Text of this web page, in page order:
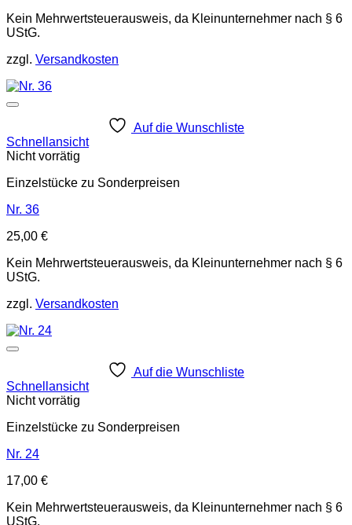
Kein Mehrwertsteuerausweis, da Kleinunternehmer nach § 6
UStG.
zzgl. Versandkosten
Auf die Wunschliste
Schnellansicht
Nicht vorrätig
Einzelstücke zu Sonderpreisen
Nr. 36
25,00 €
Kein Mehrwertsteuerausweis, da Kleinunternehmer nach § 6
UStG.
zzgl. Versandkosten
Auf die Wunschliste
Schnellansicht
Nicht vorrätig
Einzelstücke zu Sonderpreisen
Nr. 24
17,00 €
Kein Mehrwertsteuerausweis, da Kleinunternehmer nach § 6
UStG.